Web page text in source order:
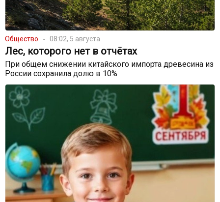
Общество 08:02, 5 августа
Лес, которого нет в отчётах
При общем снижении китайского импорта древесина из
России сохранила долю в 10%